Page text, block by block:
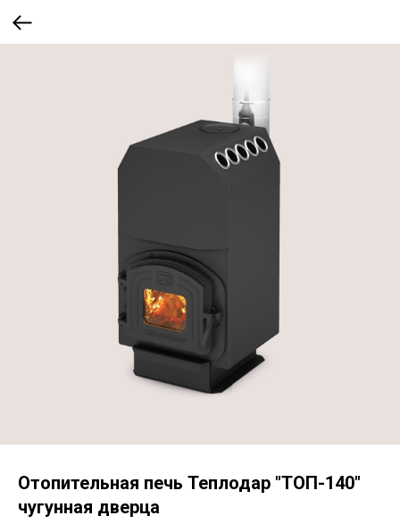
Отопительная печь Теплодар "ТОП-140"
чугунная дверца